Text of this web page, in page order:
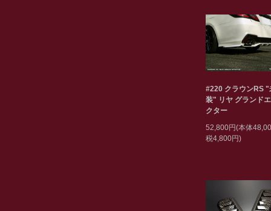
#220 クラウンRS "
装" リヤ グランド
クター
52,800円(本体
税4,800円)